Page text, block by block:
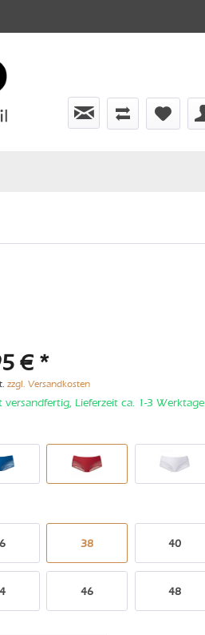
€ *
zzgl. Versandkosten
versandfertig, Lieferzeit ca. 1-3 Werktage
38 40
46 48